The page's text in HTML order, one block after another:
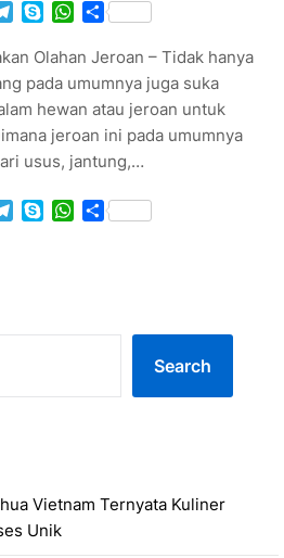
Telegram
SkypeWhatsApp
Share
Olahan Jeroan – Tidak hanya
pada umumnya juga suka
hewan atau jeroan untuk
jeroan ini pada umumnya
usus, jantung,…
Telegram
SkypeWhatsApp
Share
Search
Vietnam Ternyata Kuliner
Unik